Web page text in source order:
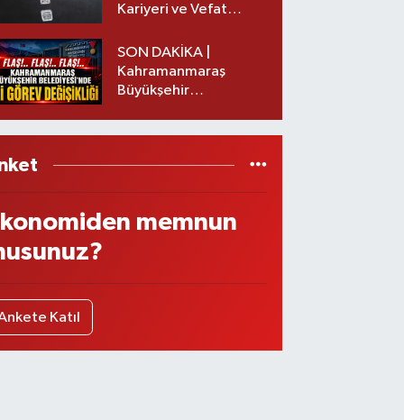
Kariyeri ve Vefat
SON DAKİKA |
Kahramanmaraş
Büyükşehir
memnun
Katıl